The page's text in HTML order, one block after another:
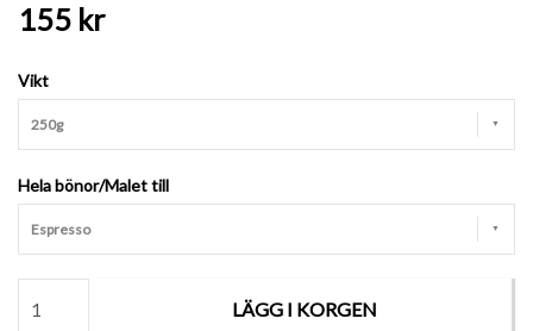
155 kr
Vikt
250g
Hela bönor/Malet till
Espresso
LÄGG I KORGEN